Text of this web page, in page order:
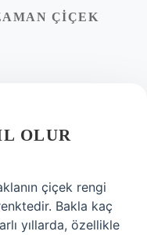
ÇIÇEK
OLUR
çiçek rengi
Bakla kaç
yıllarda, özellikle